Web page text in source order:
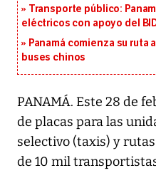
Transporte público:
eléctricos con apoyo del
Panamá comienza su ruta
buses chinos
PANAMÁ. Este 28 de
de placas para las
selectivo (taxis) y
de 10 mil